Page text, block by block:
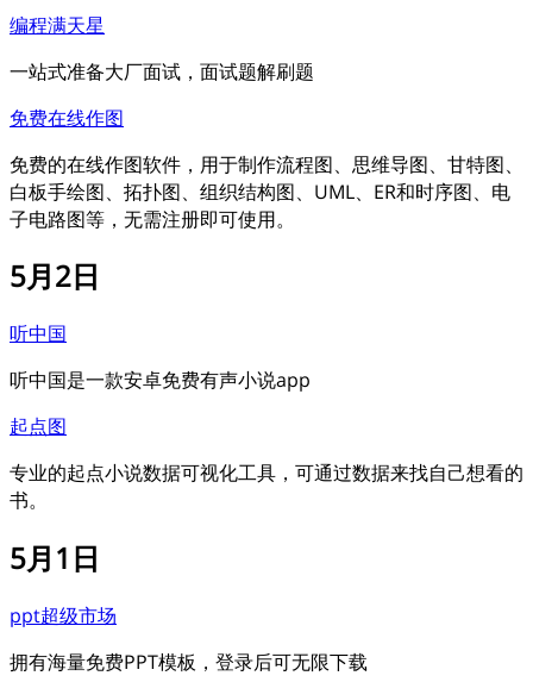
编程满天星
一站式准备大厂面试，面试题解刷题
免费在线作图
免费的在线作图软件，用于制作流程图、思维导图、甘特图、
白板手绘图、拓扑图、组织结构图、UML、ER和时序图、电
子电路图等，无需注册即可使用。
5月2日
听中国
听中国是一款安卓免费有声小说app
起点图
专业的起点小说数据可视化工具，可通过数据来找自己想看的
书。
5月1日
ppt超级市场
拥有海量免费PPT模板，登录后可无限下载